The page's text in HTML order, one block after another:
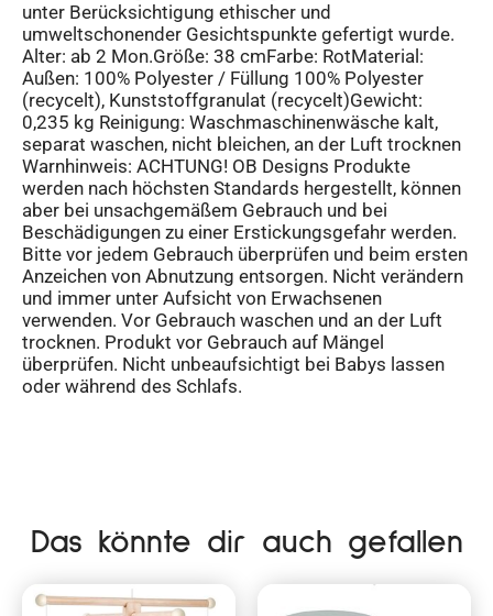
unter Berücksichtigung ethischer und
umweltschonender Gesichtspunkte gefertigt wurde.
Alter: ab 2 Mon.Größe: 38 cmFarbe: RotMaterial:
Außen: 100% Polyester / Füllung 100% Polyester
(recycelt), Kunststoffgranulat (recycelt)Gewicht:
0,235 kg Reinigung: Waschmaschinenwäsche kalt,
separat waschen, nicht bleichen, an der Luft trocknen
Warnhinweis: ACHTUNG! OB Designs Produkte
werden nach höchsten Standards hergestellt, können
aber bei unsachgemäßem Gebrauch und bei
Beschädigungen zu einer Erstickungsgefahr werden.
Bitte vor jedem Gebrauch überprüfen und beim ersten
Anzeichen von Abnutzung entsorgen. Nicht verändern
und immer unter Aufsicht von Erwachsenen
verwenden. Vor Gebrauch waschen und an der Luft
trocknen. Produkt vor Gebrauch auf Mängel
überprüfen. Nicht unbeaufsichtigt bei Babys lassen
oder während des Schlafs.
Das könnte dir auch gefallen